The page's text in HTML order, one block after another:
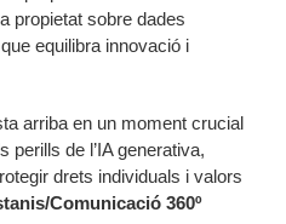
propietat sobre dades
equilibra innovació i
arriba en un moment crucial
perills de l’IA generativa,
drets individuals i valors
Comunicació 360º